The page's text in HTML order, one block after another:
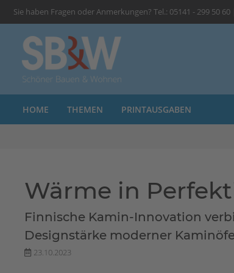
Sie haben Fragen oder Anmerkungen? Tel.: 05141 - 299 50 60 |
HOME THEMEN PRINTAUSGABEN
Wärme in
Finnische Kamin-Innovation
Designstärke moderner
23.10.2023